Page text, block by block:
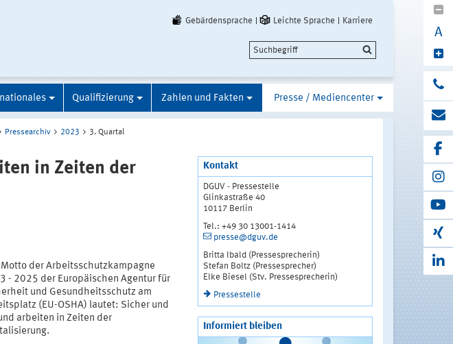
Gebärdensprache Leichte Sprache Karriere
A
Qualifizierung Zahlen und Fakten Presse / Mediencenter
Pressearchiv 2023 3. Quartal
in Zeiten der
Motto der Arbeitsschutzkampagne
- 2025 der Europäischen Agentur für
und Gesundheitsschutz am
(EU-OSHA) lautet: Sicher und
arbeiten in Zeiten der
Kontakt
DGUV - Pressestelle
Glinkastraße 40
10117 Berlin
Tel.: +49 30 13001-1414
presse@dguv.de
Britta Ibald (Pressesprecherin)
Stefan Boltz (Pressesprecher)
Elke Biesel (Stv. Pressesprecherin)
Pressestelle
Informiert bleiben